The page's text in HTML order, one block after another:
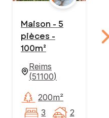
Maison - 5
pièces -
100m²
Reims
(51100)
200m²
3
2